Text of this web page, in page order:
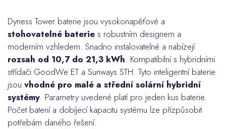
Dyness Tower baterie jsou vysokonapěťové a
stohovatelné baterie s robustním designem a
moderním vzhledem. Snadno instalovatelné a nabízejí
rozsah od 10,7 do 21,3 kWh. Kompatibilní s hybridními
střídači GoodWe ET a Sunways STH. Tyto inteligentní baterie
jsou vhodné pro malé a střední solární hybridní
systémy. Parametry uvedené platí pro jeden kus baterie.
Počet baterií a dobíjecí kapacitu systému lze přizpůsobit
potřebám daného řešení.